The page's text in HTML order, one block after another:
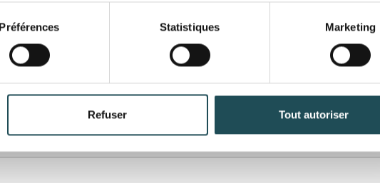
Préférences Statistiques Marketing
Refuser Tout autoriser
16-18/20-25 cm ?
Nom du produit
Quantité désirée*
- +
Nom du produit
Quantité désirée*
- +